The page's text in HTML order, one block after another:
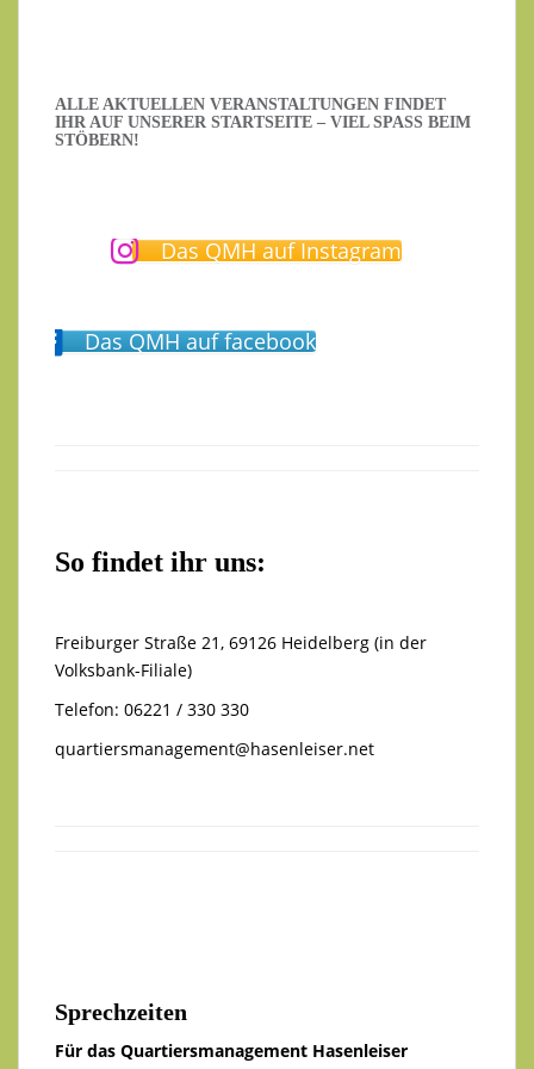
ALLE AKTUELLEN VERANSTALTUNGEN FINDET
IHR AUF UNSERER STARTSEITE – VIEL SPASS BEIM S
TÖBERN!
Das QMH auf Instagram
Das QMH auf facebook
So findet ihr uns:
Freiburger Straße 21, 69126 Heidelberg (in der
Volksbank-Filiale)
Telefon: 06221 / 330 330
quartiersmanagement@hasenleiser.net
Sprechzeiten
Für das Quartiersmanagement Hasenleiser